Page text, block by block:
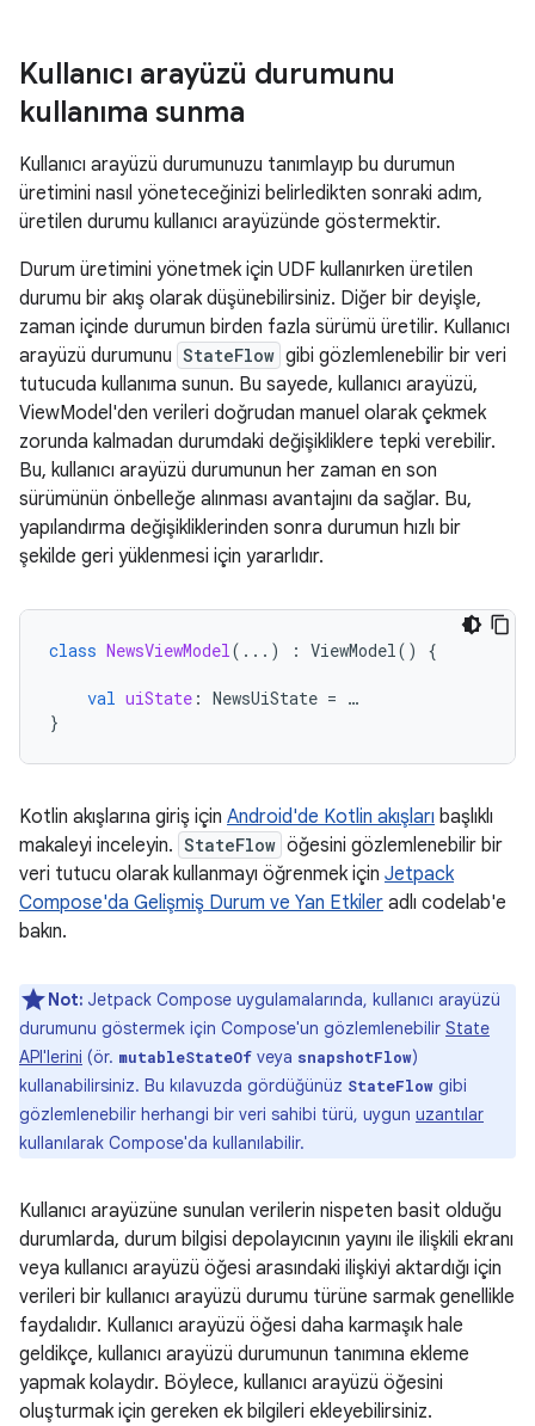
Kullanıcı arayüzü durumunu
kullanıma sunma
Kullanıcı arayüzü durumunuzu tanımlayıp bu durumun
üretimini nasıl yöneteceğinizi belirledikten sonraki adım,
üretilen durumu kullanıcı arayüzünde göstermektir.
Durum üretimini yönetmek için UDF kullanırken üretilen
durumu bir akış olarak düşünebilirsiniz. Diğer bir deyişle,
zaman içinde durumun birden fazla sürümü üretilir. Kullanıcı
arayüzü durumunu StateFlow gibi gözlemlenebilir bir veri
tutucuda kullanıma sunun. Bu sayede, kullanıcı arayüzü,
ViewModel'den verileri doğrudan manuel olarak çekmek
zorunda kalmadan durumdaki değişikliklere tepki verebilir.
Bu, kullanıcı arayüzü durumunun her zaman en son
sürümünün önbelleğe alınması avantajını da sağlar. Bu,
yapılandırma değişikliklerinden sonra durumun hızlı bir
şekilde geri yüklenmesi için yararlıdır.
class NewsViewModel(...) : ViewModel() {
val uiState : NewsUiState = …
}
Kotlin akışlarına giriş için Android'de Kotlin akışları başlıklı
makaleyi inceleyin. StateFlow öğesini gözlemlenebilir bir
veri tutucu olarak kullanmayı öğrenmek için Jetpack
Compose'da Gelişmiş Durum ve Yan Etkiler adlı codelab'e
bakın.
Not: Jetpack Compose uygulamalarında, kullanıcı arayüzü
durumunu göstermek için Compose'un gözlemlenebilir State
API'lerini (ör. mutableStateOf veya snapshotFlow)
kullanabilirsiniz. Bu kılavuzda gördüğünüz StateFlow gibi
gözlemlenebilir herhangi bir veri sahibi türü, uygun uzantılar
kullanılarak Compose'da kullanılabilir.
Kullanıcı arayüzüne sunulan verilerin nispeten basit olduğu
durumlarda, durum bilgisi depolayıcının yayını ile ilişkili ekranı
veya kullanıcı arayüzü öğesi arasındaki ilişkiyi aktardığı için
verileri bir kullanıcı arayüzü durumu türüne sarmak genellikle
faydalıdır. Kullanıcı arayüzü öğesi daha karmaşık hale
geldikçe, kullanıcı arayüzü durumunun tanımına ekleme
yapmak kolaydır. Böylece, kullanıcı arayüzü öğesini
oluşturmak için gereken ek bilgileri ekleyebilirsiniz.